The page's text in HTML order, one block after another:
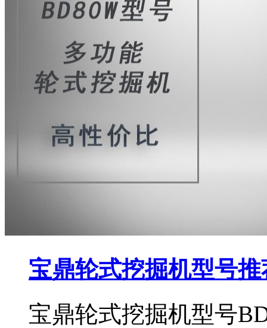
宝鼎轮式挖掘机型号
宝鼎轮式挖掘机型号